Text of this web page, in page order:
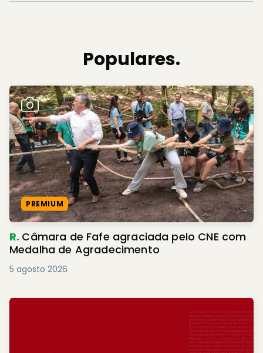
Populares.
PREMIUM
R. Câmara de Fafe agraciada pelo CNE com
Medalha de Agradecimento
5 agosto 2026